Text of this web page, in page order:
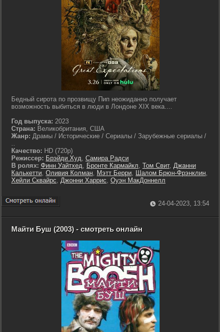
Бедный сирота по прозвищу Пип неожиданно получает
возможность выбиться в люди в Лондоне XIX века....
Год выпуска: 2023
Страна: Великобритания, США
Жанр: Драмы / Исторические / Сериалы / Зарубежные сериалы /
..
Качество: HD (720p)
Режиссер: Брэйди Худ, Самира Радси
В ролях: Финн Уайтхед, Бронте Кармайкл, Том Свит, Джанни
Калькетти, Оливия Колман, Мэтт Берри, Шалом Брюн-Фрэнклин,
Хейли Сквайрс, Джонни Харрис, Оуэн МакДоннелл
24-04-2023, 13:54
Майти Буш (2003) - смотреть онлайн